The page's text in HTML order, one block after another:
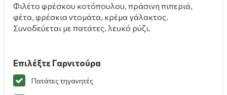
Φιλέτο φρέσκου κοτόπουλου, πράσινη πιπεριά,
φέτα, φρέσκια ντομάτα, κρέμα γάλακτος.
Συνοδεύεται με πατάτες, λευκό ρύζι.
Επιλέξτε Γαρνιτούρα
Πατάτες τηγανητές